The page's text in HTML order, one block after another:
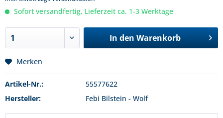
Sofort versandfertig, Lieferzeit ca. 1-3 Werktage
In den Warenkorb
Merken
Artikel-Nr.:
55577622
Hersteller:
Febi Bilstein - Wolf